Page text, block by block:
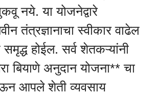
नये. या योजनेद्वारे
तंत्रज्ञानाचा स्वीकार वाढेल
होईल. सर्व शेतकऱ्यांनी
बियाणे अनुदान योजना** चा
आपले शेती व्यवसाय